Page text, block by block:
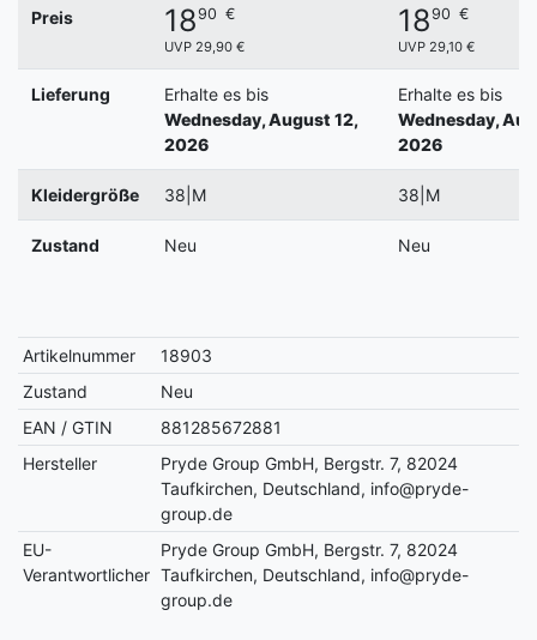
Preis 1890 €
UVP 29,90 €
1890 €
UVP 29,10 €
Lieferung
Erhalte es bis
Wednesday, August 12,
2026
Erhalte es bis
Wednesday,
2026
Kleidergröße 38|M 38|M
Zustand Neu Neu
Artikelnummer
18903
Zustand
Neu
EAN / GTIN
881285672881
Hersteller
Pryde Group GmbH, Bergstr. 7, 82024
Taufkirchen, Deutschland, info@pryde-
group.de
EU-
Verantwortlicher
Pryde Group GmbH, Bergstr. 7, 82024
Taufkirchen, Deutschland, info@pryde-
group.de